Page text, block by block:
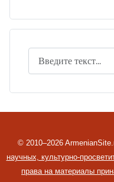
© 2010–2026
научных, культурно-
права на материалы